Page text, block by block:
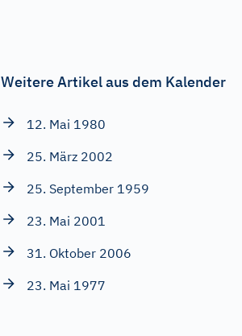
Weitere Artikel aus dem Kalender
12. Mai 1980
25. März 2002
25. September 1959
23. Mai 2001
31. Oktober 2006
23. Mai 1977